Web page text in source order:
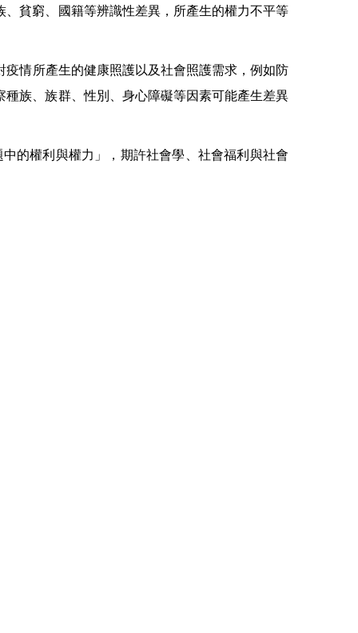
貧窮、國籍等辨識性差異，所產生的權力不平等
疫情所產生的健康照護以及社會照護需求，例如防
族、族群、性別、身心障礙等因素可能產生差異
中的權利與權力 」 ，期許社會學、社會福利與社會